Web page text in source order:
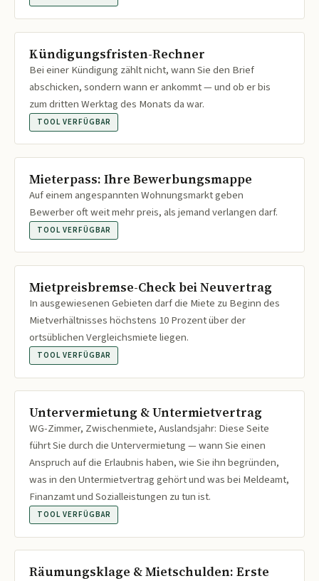
Kündigungsfristen-Rechner
Bei einer Kündigung zählt nicht, wann Sie den Brief
abschicken, sondern wann er ankommt — und ob er bis
zum dritten Werktag des Monats da war.
TOOL VERFÜGBAR
Mieterpass: Ihre Bewerbungsmappe
Auf einem angespannten Wohnungsmarkt geben
Bewerber oft weit mehr preis, als jemand verlangen darf.
TOOL VERFÜGBAR
Mietpreisbremse-Check bei Neuvertrag
In ausgewiesenen Gebieten darf die Miete zu Beginn des
Mietverhältnisses höchstens 10 Prozent über der
ortsüblichen Vergleichsmiete liegen.
TOOL VERFÜGBAR
Untervermietung & Untermietvertrag
WG-Zimmer, Zwischenmiete, Auslandsjahr: Diese Seite
führt Sie durch die Untervermietung — wann Sie einen
Anspruch auf die Erlaubnis haben, wie Sie ihn begründen,
was in den Untermietvertrag gehört und was bei Meldeamt,
Finanzamt und Sozialleistungen zu tun ist.
TOOL VERFÜGBAR
Räumungsklage & Mietschulden: Erste